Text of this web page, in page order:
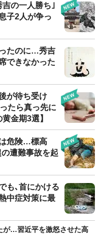
吉の一人勝ち｣
子2人が争っ
たのに…秀吉
できなかった
が待ち受け
たら真っ先に
金期3選】
危険…標高
遭難事故を起
も､首にかける
中症対策に最
が…習近平を激怒させた高